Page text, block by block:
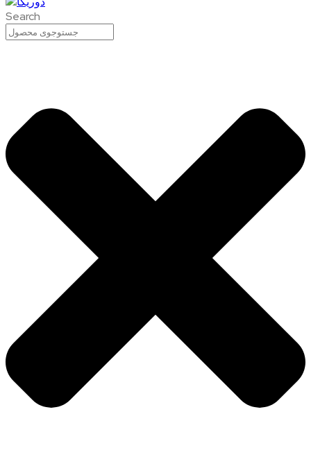
Search